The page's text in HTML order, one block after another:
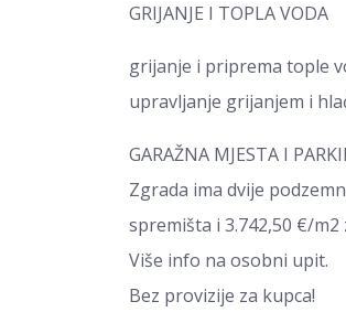
GRIJANJE I TOPLA VODA
grijanje i priprema tople
upravljanje grijanjem i
GARAŽNA MJESTA I
Zgrada ima dvije
spremišta i 3.742,50 €/m2
Više info na osobni upit.
Bez provizije za kupca!